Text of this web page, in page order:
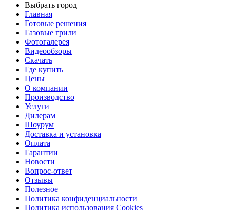
Выбрать город
Главная
Готовые решения
Газовые грили
Фотогалерея
Видеообзоры
Скачать
Где купить
Цены
О компании
Производство
Услуги
Дилерам
Шоурум
Доставка и установка
Оплата
Гарантии
Новости
Вопрос-ответ
Отзывы
Полезное
Политика конфиденциальности
Политика использования Cookies